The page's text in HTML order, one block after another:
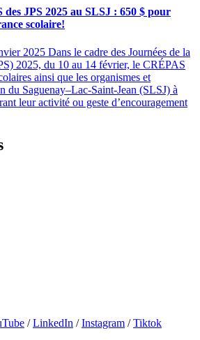
JPS 2025 au SLSJ : 650 $ pour
scolaire!
2025 Dans le cadre des Journées de la
2025, du 10 au 14 février, le CRÉPAS
ainsi que les organismes et
du Saguenay–Lac-Saint-Jean (SLSJ) à
leur activité ou geste d’encouragement
/LinkedIn /Instagram /Tiktok